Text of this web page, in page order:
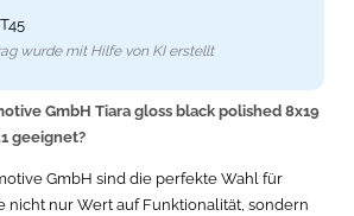
wurde mit Hilfe von KI erstellt
GmbH Tiara gloss black polished 8x19
geeignet?
GmbH sind die perfekte Wahl für
nicht nur Wert auf Funktionalität, sondern